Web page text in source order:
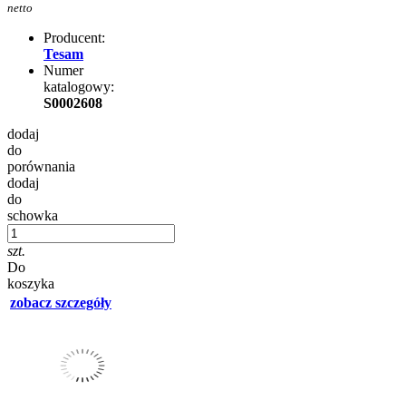
netto
Producent:
Tesam
Numer
katalogowy:
S0002608
dodaj
do
porównania
dodaj
do
schowka
szt.
Do
koszyka
zobacz szczegóły